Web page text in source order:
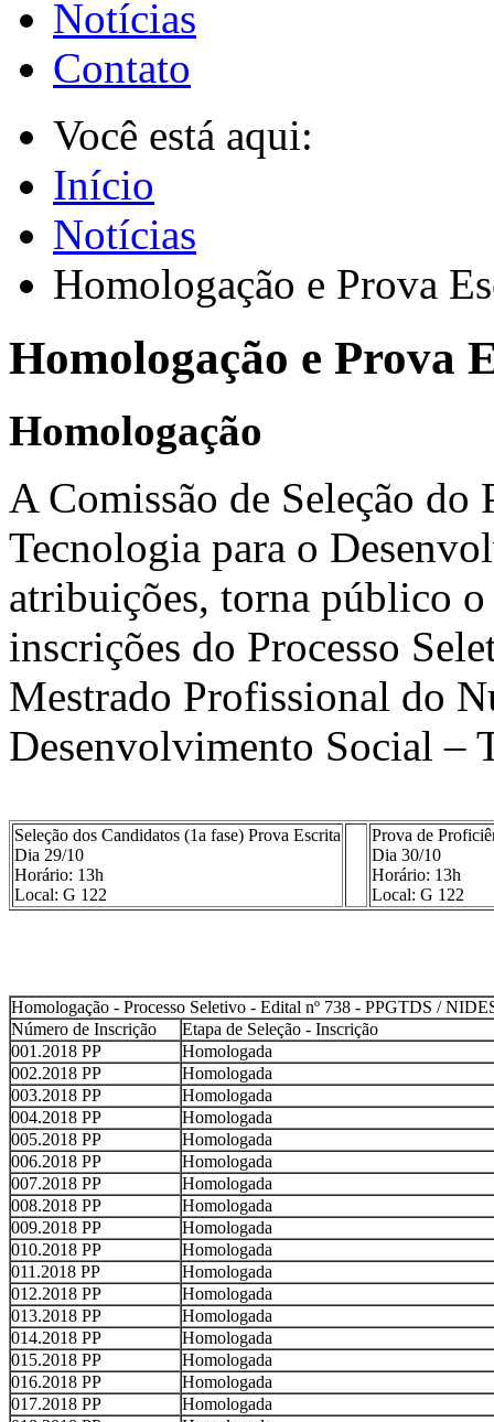
Notícias
Contato
Você está aqui:
Início
Notícias
Homologação e Prova
Homologação e Prova
Homologação
A Comissão de Seleção do
Tecnologia para o
atribuições, torna público
inscrições do Processo
Mestrado Profissional do
Desenvolvimento Social –
Seleção dos Candidatos (1a fase) Prova Escrita
Dia 29/10
Horário: 13h
Local: G 122
Prova de
Dia 30/10
Horário: 13h
Local: G 122
Homologação - Processo Seletivo - Edital nº 738 - PPGTDS /
Número de Inscrição
Etapa de Seleção - Inscrição
001.2018 PP
Homologada
002.2018 PP
Homologada
003.2018 PP
Homologada
004.2018 PP
Homologada
005.2018 PP
Homologada
006.2018 PP
Homologada
007.2018 PP
Homologada
008.2018 PP
Homologada
009.2018 PP
Homologada
010.2018 PP
Homologada
011.2018 PP
Homologada
012.2018 PP
Homologada
013.2018 PP
Homologada
014.2018 PP
Homologada
015.2018 PP
Homologada
016.2018 PP
Homologada
017.2018 PP
Homologada